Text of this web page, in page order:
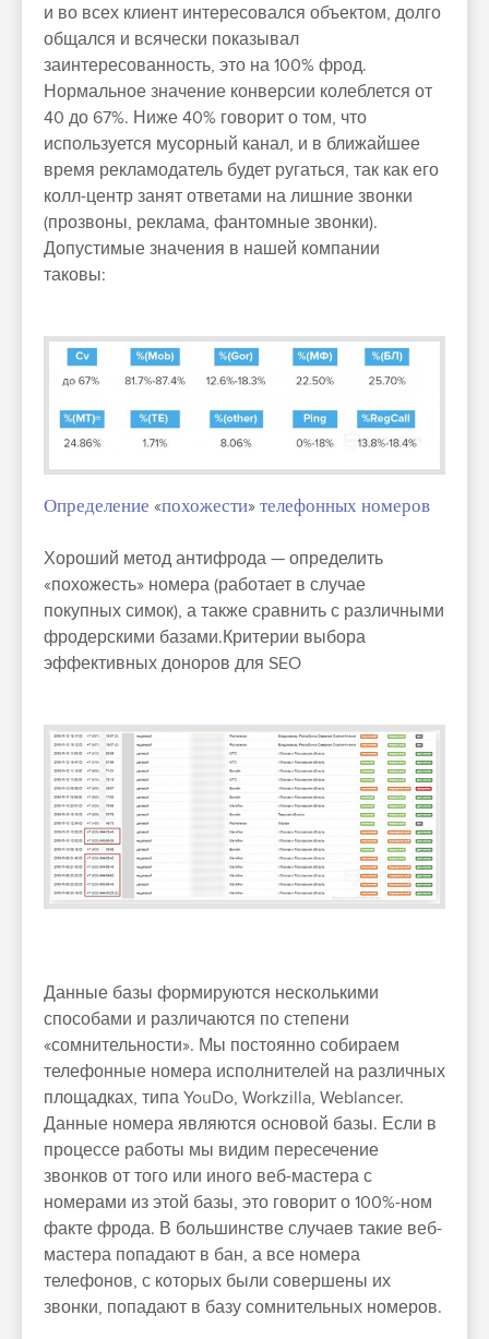
и во всех клиент интересовался объектом, долго
общался и всячески показывал
заинтересованность, это на 100% фрод.
Нормальное значение конверсии колеблется от
40 до 67%. Ниже 40% говорит о том, что
используется мусорный канал, и в ближайшее
время рекламодатель будет ругаться, так как его
колл-центр занят ответами на лишние звонки
(прозвоны, реклама, фантомные звонки).
Допустимые значения в нашей компании
таковы:
Определение «похожести» телефонных номеров
Хороший метод антифрода — определить
«похожесть» номера (работает в случае
покупных симок), а также сравнить с различными
фродерскими базами.Критерии выбора
эффективных доноров для SEO
Данные базы формируются несколькими
способами и различаются по степени
«сомнительности». Мы постоянно собираем
телефонные номера исполнителей на различных
площадках, типа YouDo, Workzilla, Weblancer.
Данные номера являются основой базы. Если в
процессе работы мы видим пересечение
звонков от того или иного веб-мастера с
номерами из этой базы, это говорит о 100%-ном
факте фрода. В большинстве случаев такие веб-
мастера попадают в бан, а все номера
телефонов, с которых были совершены их
звонки, попадают в базу сомнительных номеров.